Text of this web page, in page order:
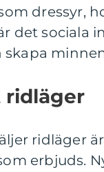
dressyr,
det sociala
skapa
ridläger
ridläger
erbjuds.